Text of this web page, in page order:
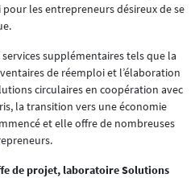
les entrepreneurs désireux de se
supplémentaires tels que la
de réemploi et l’élaboration
circulaires en coopération avec
la transition vers une économie
et elle offre de nombreuses
de projet, laboratoire Solutions